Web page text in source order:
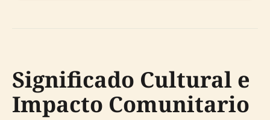
Significado Cultural e
Impacto Comunitario